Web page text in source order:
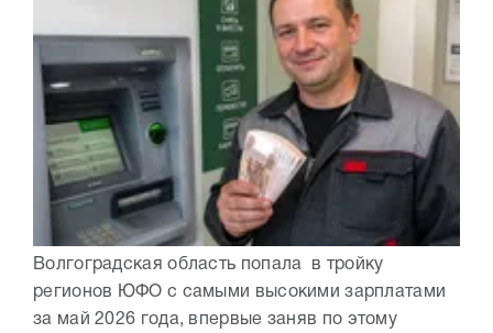
Волгоградская область попала в тройку
регионов ЮФО с самыми высокими зарплатами
за май 2026 года, впервые заняв по этому